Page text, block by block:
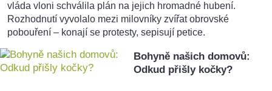
vláda vloni schválila plán na jejich hromadné hubení.
Rozhodnutí vyvolalo mezi milovníky zvířat obrovské
pobouření – konají se protesty, sepisují petice.
Bohyně našich domovů:
Odkud přišly kočky?